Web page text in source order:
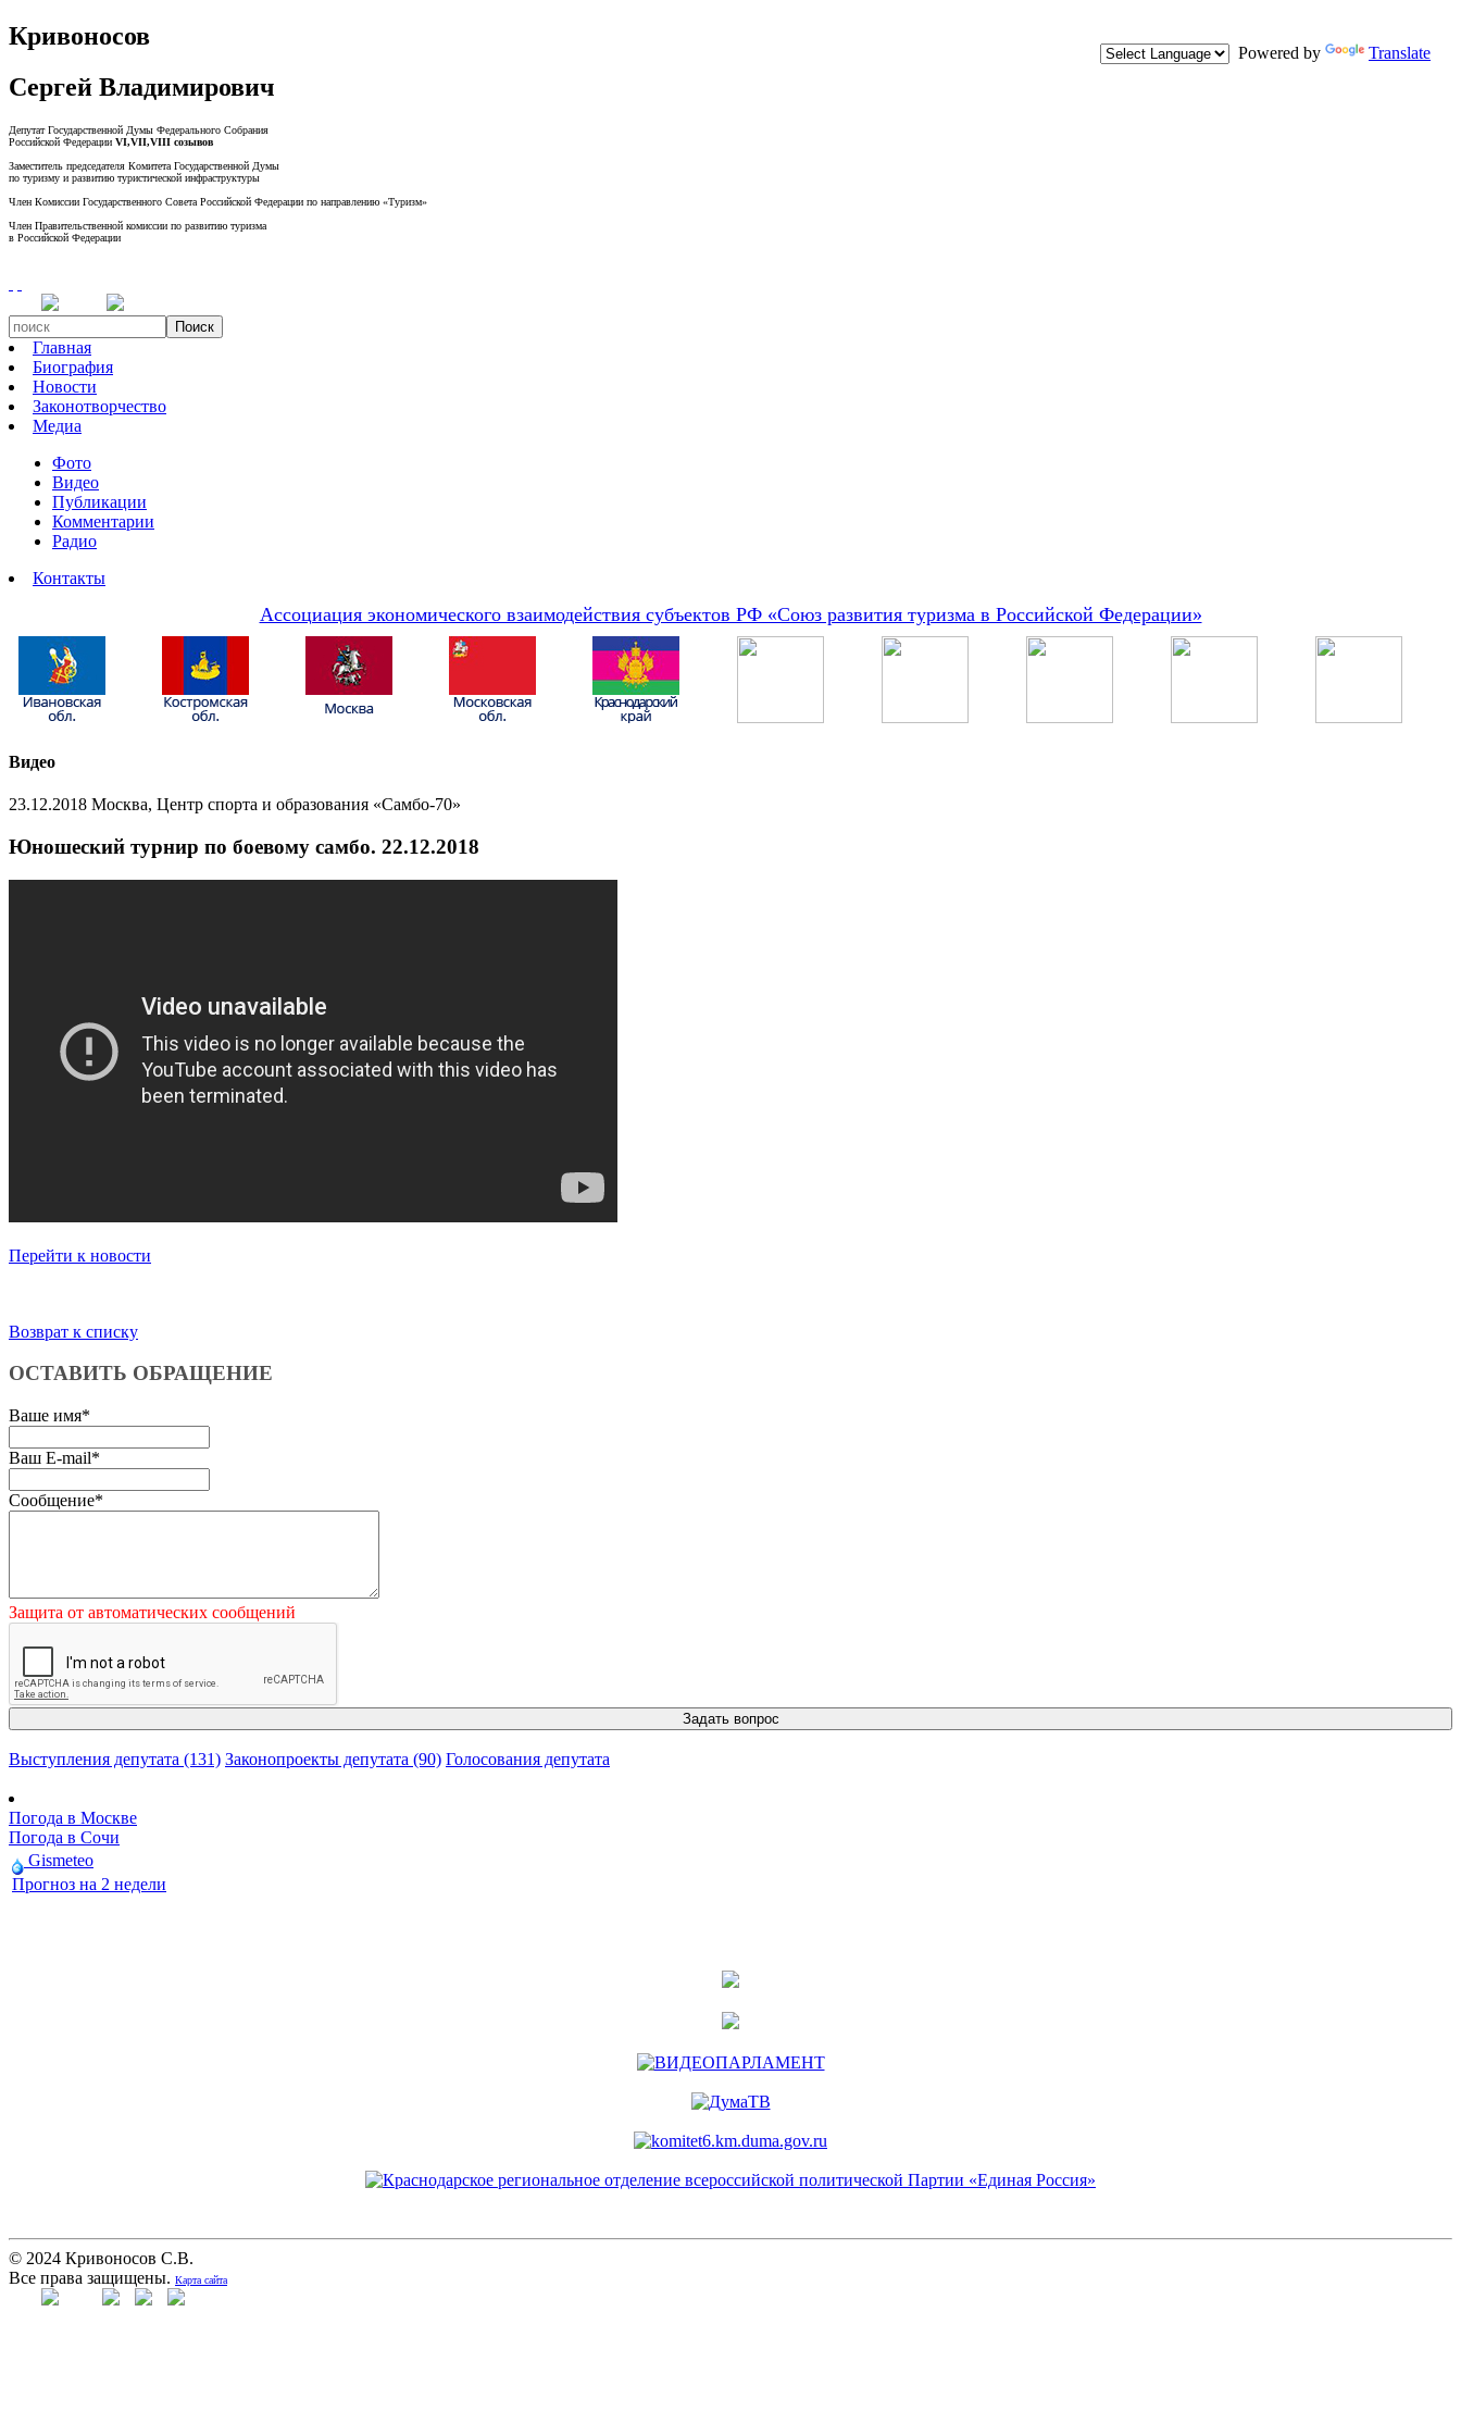
Powered by Translate
Кривоносов
Сергей Владимирович
Депутат Государственной Думы Федерального Собрания
Российской Федерации VI,VII,VIII созывов
Заместитель председателя Комитета Государственной Думы
по туризму и развитию туристической инфраструктуры
Член Комиссии Государственного Совета Российской Федерации по направлению «Туризм»
Член Правительственной комиссии по развитию туризма
в Российской Федерации
Поиск
Главная
Биография
Новости
Законотворчество
Медиа
Фото
Видео
Публикации
Комментарии
Радио
Контакты
Ассоциация экономического взаимодействия субъектов РФ «Союз развития туризма в Российской Федерации»
Видео
23.12.2018 Москва, Центр спорта и образования «Самбо-70»
Юношеский турнир по боевому самбо. 22.12.2018
Перейти к новости
Возврат к списку
ОСТАВИТЬ ОБРАЩЕНИЕ
Ваше имя*
Ваш E-mail*
Сообщение*
Защита от автоматических сообщений
Выступления депутата (131) Законопроекты депутата (90) Голосования депутата
Погода в Москве
Погода в Сочи
Gismeteo
Прогноз на 2 недели
© 2024 Кривоносов С.В.
Все права защищены. Карта сайта